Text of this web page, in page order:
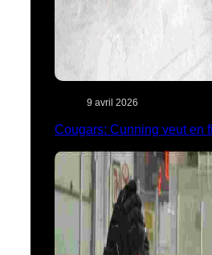
9 avril 2026
Cougars: Cunning veut en